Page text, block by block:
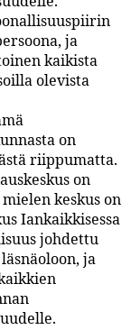
ja
kaikista
olevista
on
riippumatta.
on
keskus on
Iankaikkisessa
johdettu
ja